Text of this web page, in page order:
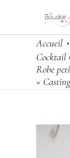
Accueil •
Cocktail
Robe
«